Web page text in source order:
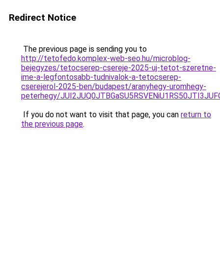
Redirect Notice
The previous page is sending you to
http://tetofedo.komplex-web-seo.hu/microblog-
bejegyzes/tetocserep-csereje-2025-uj-tetot-szeretne-
ime-a-legfontosabb-tudnivalok-a-tetocserep-
cserejerol-2025-ben/budapest/aranyhegy-uromhegy-
peterhegy/
If you do not want to visit that page, you can return to
the previous page.